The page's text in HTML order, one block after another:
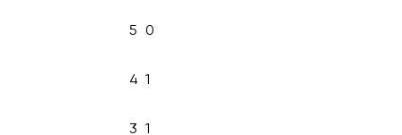
5 0
4 1
3 1